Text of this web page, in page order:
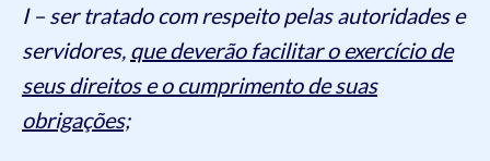
I – ser tratado com respeito pelas autoridades e
servidores, que deverão facilitar o exercício de
seus direitos e o cumprimento de suas
obrigações;